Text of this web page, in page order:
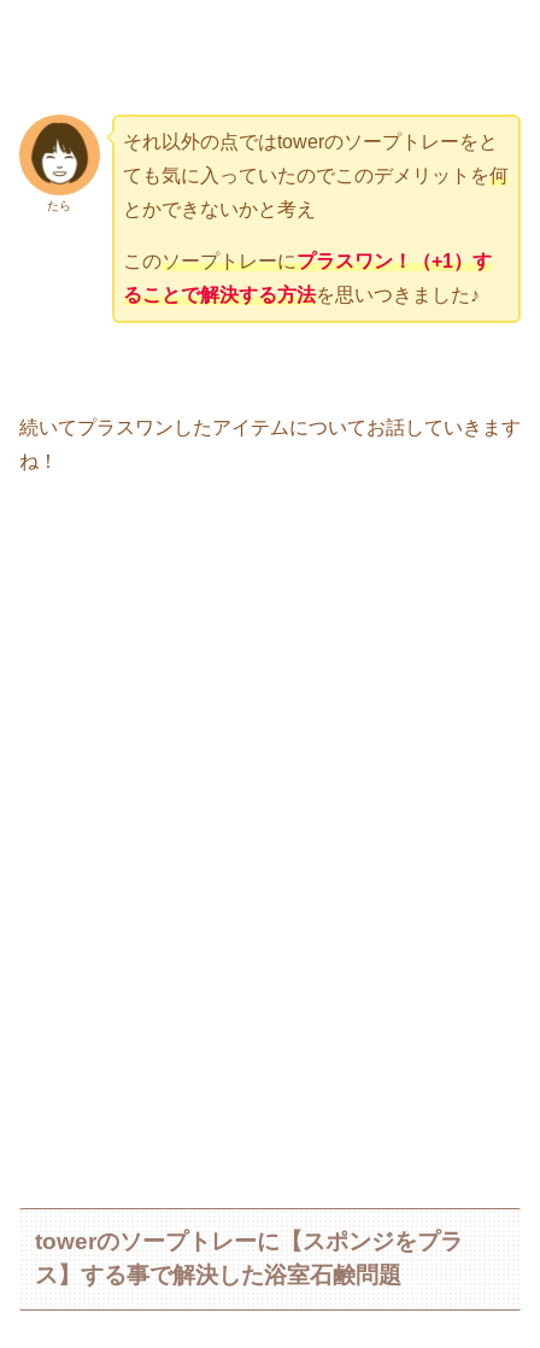
たら
それ以外の点ではtowerのソープトレーをと
ても気に入っていたのでこのデメリットを何
とかできないかと考え
このソープトレーにプラスワン！（+1）す
ることで解決する方法を思いつきました♪
続いてプラスワンしたアイテムについてお話していきます
ね！
towerのソープトレーに【スポンジをプラ
ス】する事で解決した浴室石鹸問題